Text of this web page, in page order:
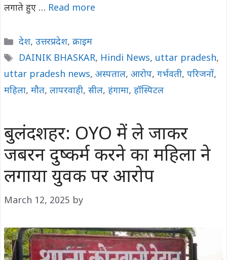
लगाते हुए … Read more
Categories
देश, उत्तरप्रदेश, क्राइम
Tags
DAINIK BHASKAR, Hindi News, uttar pradesh,
uttar pradesh news, अस्पताल, आरोप, गर्भवती, परिजनों,
महिला, मौत, लापरवाही, सील, हंगामा, हॉस्पिटल
बुलंदशहर: OYO में ले जाकर
जबरन दुष्कर्म करने का महिला ने
लगाया युवक पर आरोप
March 12, 2025 by